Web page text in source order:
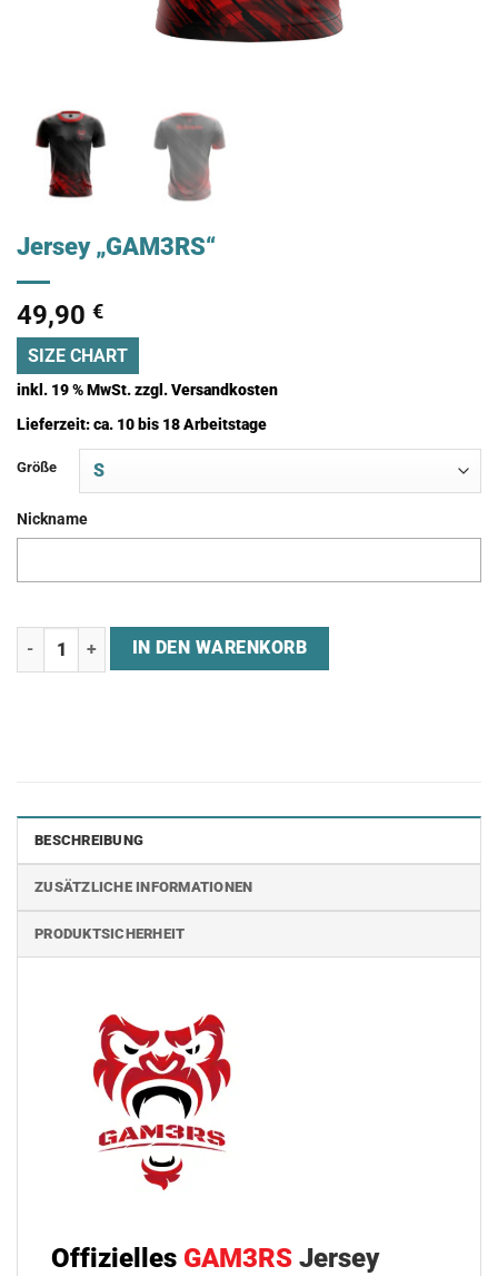
Jersey „GAM3RS“
49,90 €
SIZE CHART
inkl. 19 % MwSt.zzgl.Versandkosten
Lieferzeit:ca. 10 bis 18 Arbeitstage
Größe
Nickname
Jersey "GAM3RS" MengeIN DEN WARENKORB
BESCHREIBUNG
ZUSÄTZLICHE INFORMATIONEN
PRODUKTSICHERHEIT
Offizielles GAM3RS Jersey